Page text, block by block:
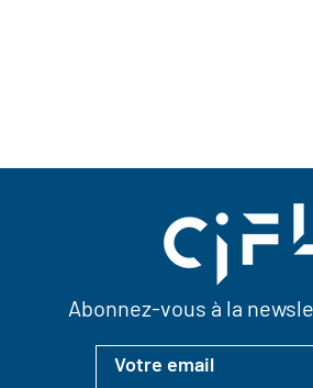
Abonnez-vous à la